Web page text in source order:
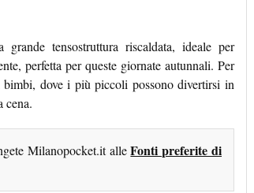
tensostruttura riscaldata, ideale per
perfetta per queste giornate autunnali. Per
bimbi, dove i più piccoli possono divertirsi in
cena.
Milanopocket.it alleFonti preferite di